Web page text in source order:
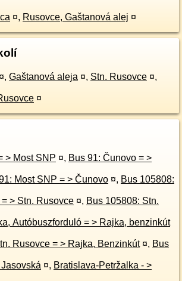
¤, Rusovce, Gaštanová alej ¤
¤, Gaštanová aleja ¤, Stn. Rusovce ¤,
¤
Bus 91: Čunovo = > Most SNP ¤, Bus 91: Čunovo = >
Bus 91: Most SNP = > Čunovo ¤, Bus 105808:
Rajka, Benzinkút = > Stn. Rusovce ¤, Bus 105808: Stn.
Rusovce = > Rajka, Autóbuszforduló = > Rajka, benzinkút
Bus 105808: Stn. Rusovce = > Rajka, Benzinkút ¤, Bus
N91: Čunovo = > Jasovská ¤, Bratislava-Petržalka - >